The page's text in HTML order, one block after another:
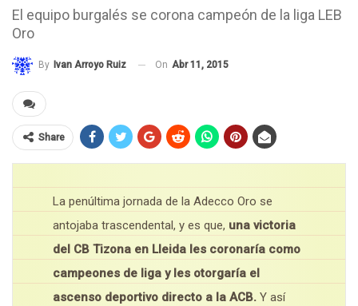
El equipo burgalés se corona campeón de la liga LEB
Oro
By Ivan Arroyo Ruiz On Abr 11, 2015
Share
La penúltima jornada de la Adecco Oro se
antojaba trascendental, y es que, una victoria
del CB Tizona en Lleida les coronaría como
campeones de liga y les otorgaría el
ascenso deportivo directo a la ACB. Y así